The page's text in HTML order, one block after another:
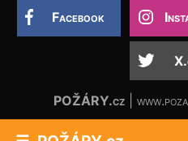
Facebook
POŽÁRY.cz|